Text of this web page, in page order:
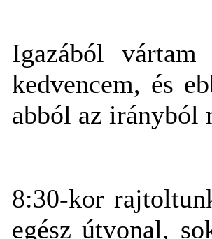
Igazából
kedvencem, és
abból az irányból
8:30-kor
egész útvonal,